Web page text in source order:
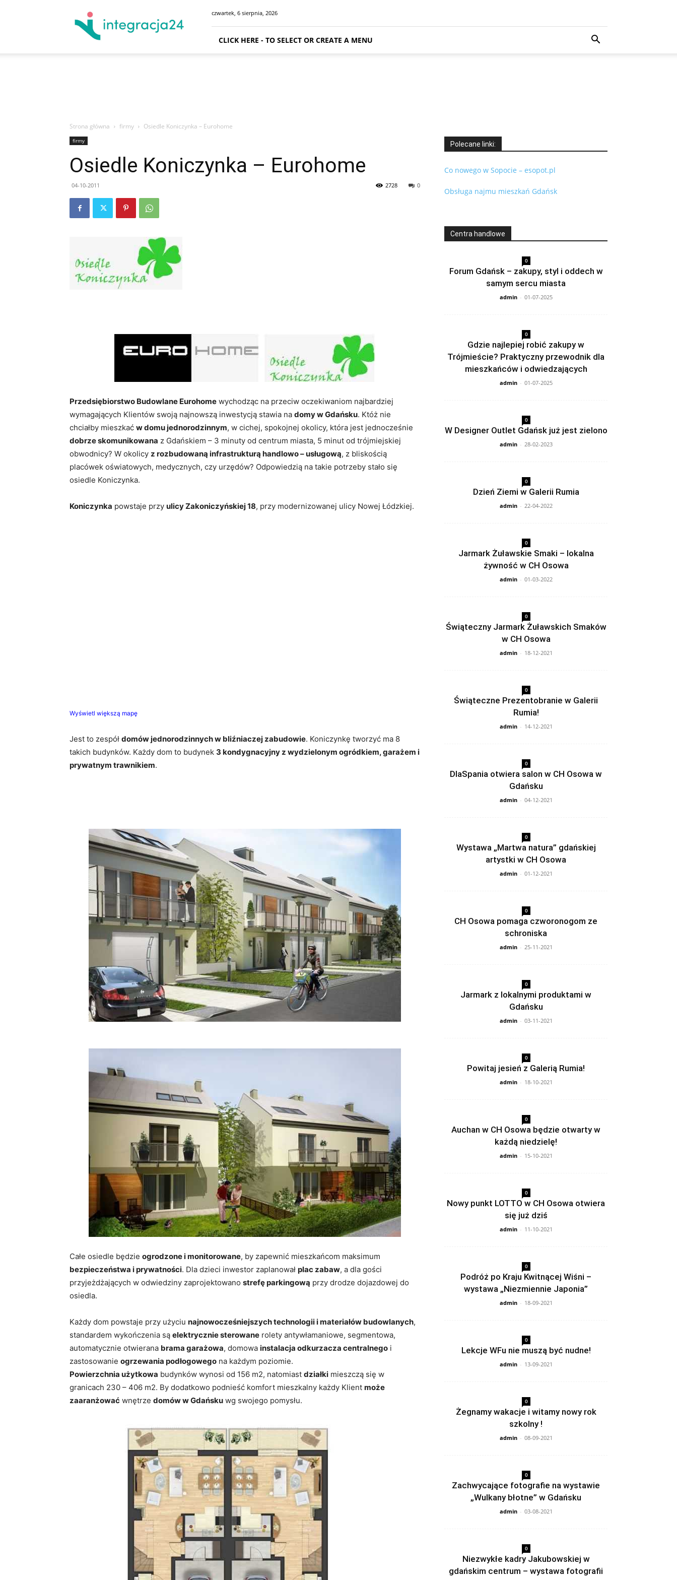
HANDLOWE
GDAŃSK
SKLEPY
czwartek, 6 sierpnia, 2026
CLICK HERE - TO SELECT OR CREATE A MENU
Strona główna firmy Osiedle Koniczynka – Eurohome
firmy
Osiedle Koniczynka – Eurohome
04-10-2011 0
2728
Przedsiębiorstwo Budowlane Eurohome wychodząc na przeciw oczekiwaniom najbardziej
wymagających Klientów swoją najnowszą inwestycją stawia na domy w Gdańsku. Któż nie
chciałby mieszkać w domu jednorodzinnym, w cichej, spokojnej okolicy, która jest jednocześnie
dobrze skomunikowana z Gdańskiem – 3 minuty od centrum miasta, 5 minut od trójmiejskiej
obwodnicy? W okolicy z rozbudowaną infrastrukturą handlowo – usługową, z bliskością
placówek oświatowych, medycznych, czy urzędów? Odpowiedzią na takie potrzeby stało się
osiedle Koniczynka.
Koniczynka powstaje przy ulicy Zakoniczyńskiej 18, przy modernizowanej ulicy Nowej Łódzkiej.
Wyświetl większą mapę
Jest to zespół domów jednorodzinnych w bliźniaczej zabudowie. Koniczynkę tworzyć ma 8
takich budynków. Każdy dom to budynek 3 kondygnacyjny z wydzielonym ogródkiem, garażem i
prywatnym trawnikiem.
Całe osiedle będzie ogrodzone i monitorowane, by zapewnić mieszkańcom maksimum
bezpieczeństwa i prywatności. Dla dzieci inwestor zaplanował plac zabaw, a dla gości
przyjeżdżających w odwiedziny zaprojektowano strefę parkingową przy drodze dojazdowej do
osiedla.
Każdy dom powstaje przy użyciu najnowocześniejszych technologii i materiałów budowlanych,
standardem wykończenia są elektrycznie sterowane rolety antywłamaniowe, segmentowa,
automatycznie otwierana brama garażowa, domowa instalacja odkurzacza centralnego i
zastosowanie ogrzewania podłogowego na każdym poziomie.
Powierzchnia użytkowa budynków wynosi od 156 m2, natomiast działki mieszczą się w
granicach 230 – 406 m2. By dodatkowo podnieść komfort mieszkalny każdy Klient może
zaaranżować wnętrze domów w Gdańsku wg swojego pomysłu.
Polecane linki:
Co nowego w Sopocie – esopot.pl
Obsługa najmu mieszkań Gdańsk
Centra handlowe
0
Forum Gdańsk – zakupy, styl i oddech w
samym sercu miasta
admin - 01-07-2025
0
Gdzie najlepiej robić zakupy w
Trójmieście? Praktyczny przewodnik dla
mieszkańców i odwiedzających
admin - 01-07-2025
0
W Designer Outlet Gdańsk już jest zielono
admin - 28-02-2023
0
Dzień Ziemi w Galerii Rumia
admin - 22-04-2022
0
Jarmark Żuławskie Smaki – lokalna
żywność w CH Osowa
admin - 01-03-2022
0
Świąteczny Jarmark Żuławskich Smaków
w CH Osowa
admin - 18-12-2021
0
Świąteczne Prezentobranie w Galerii
Rumia!
admin - 14-12-2021
0
DlaSpania otwiera salon w CH Osowa w
Gdańsku
admin - 04-12-2021
0
Wystawa „Martwa natura” gdańskiej
artystki w CH Osowa
admin - 01-12-2021
0
CH Osowa pomaga czworonogom ze
schroniska
admin - 25-11-2021
0
Jarmark z lokalnymi produktami w
Gdańsku
admin - 03-11-2021
0
Powitaj jesień z Galerią Rumia!
admin - 18-10-2021
0
Auchan w CH Osowa będzie otwarty w
każdą niedzielę!
admin - 15-10-2021
0
Nowy punkt LOTTO w CH Osowa otwiera
się już dziś
admin - 11-10-2021
0
Podróż po Kraju Kwitnącej Wiśni –
wystawa „Niezmiennie Japonia”
admin - 18-09-2021
0
Lekcje WFu nie muszą być nudne!
admin - 13-09-2021
0
Żegnamy wakacje i witamy nowy rok
szkolny !
admin - 08-09-2021
0
Zachwycające fotografie na wystawie
„Wulkany błotne” w Gdańsku
admin - 03-08-2021
0
Niezwykłe kadry Jakubowskiej w
gdańskim centrum – wystawa fotografii